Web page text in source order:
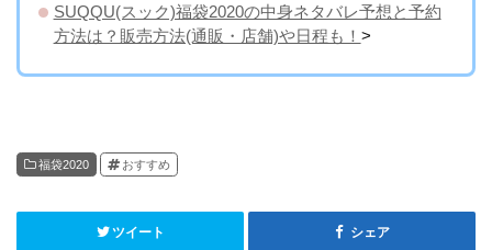
SUQQU(スック)福袋2020の中身ネタバレ予想と予約
方法は？販売方法(通販・店舗)や日程も！ >
福袋2020 おすすめ
ツイート シェア